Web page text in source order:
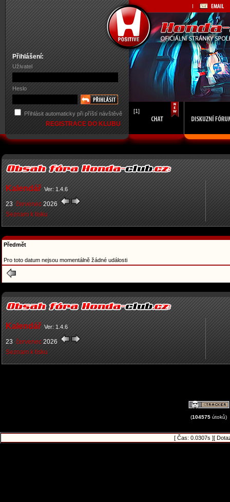
Přihlášení:
Uživatel
Heslo
Přihlásit automaticky při příští návštěvě
REGISTRACE DO KLUBU
[1]
Kalendář Ver: 1.4.6
23 červenec 2026
Seznam k tisku
Předmět
Pro toto datum nejsou momentálně žádné události
Kalendář Ver: 1.4.6
23 červenec 2026
Seznam k tisku
(104575 útoků)
[ Čas: 0.0307s ][